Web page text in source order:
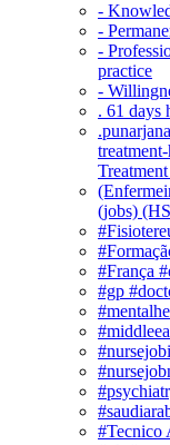
-
-
-
practice
-
. 61 days
(jobs)
#França
#gp
#Tecnico